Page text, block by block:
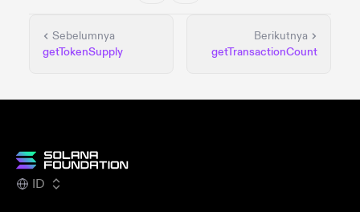
Sebelumnya
getTokenSupply
Berikutnya
getTransactionCount
ID